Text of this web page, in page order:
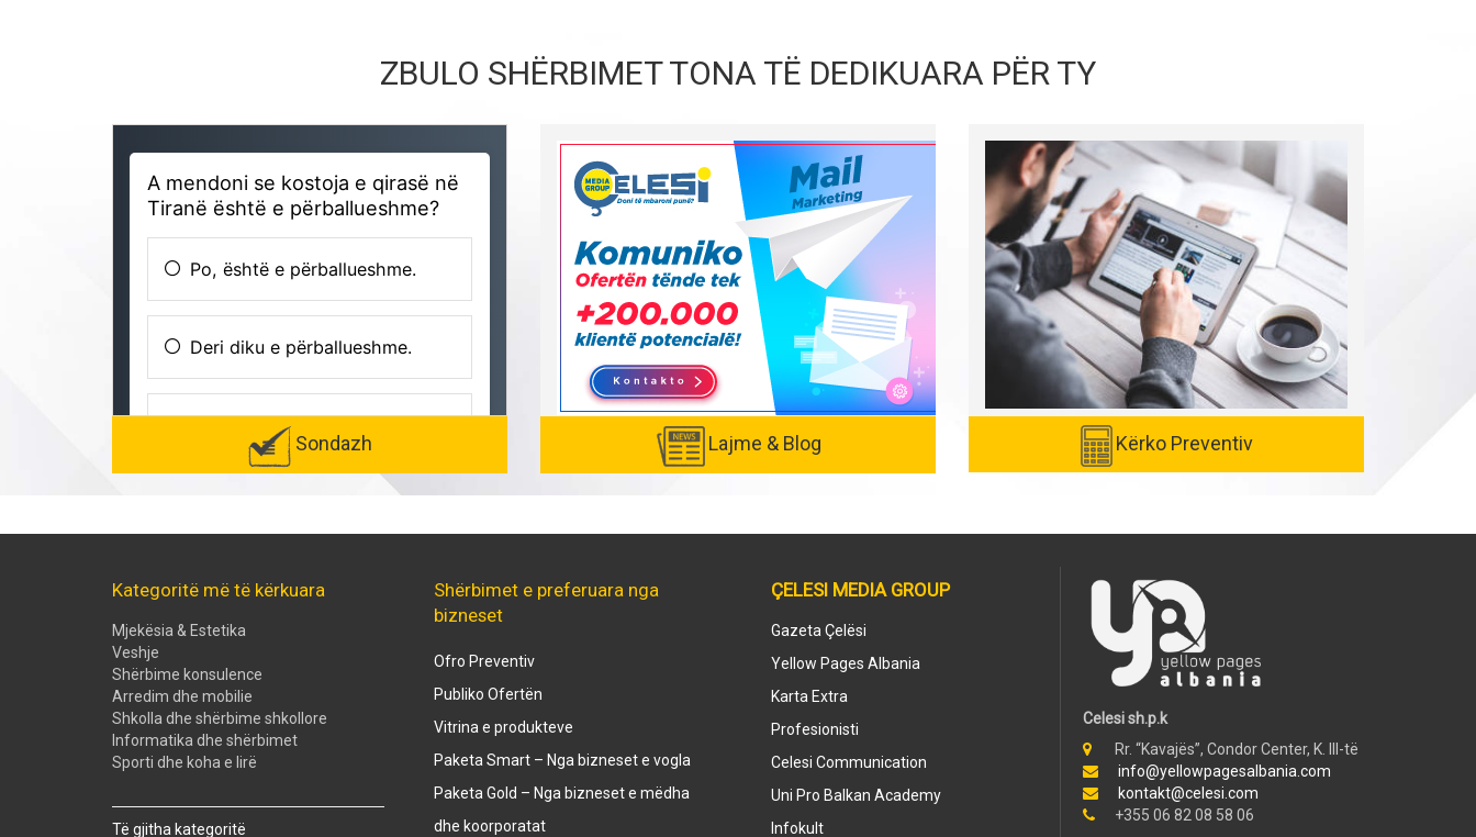
ZBULO SHËRBIMET TONA TË DEDIKUARA PËR TY
Sondazh Lajme & Blog Kërko Preventiv
Kategoritë më të kërkuara
Mjekësia & Estetika
Veshje
Shërbime konsulence
Arredim dhe mobilie
Shkolla dhe shërbime shkollore
Informatika dhe shërbimet
Sporti dhe koha e lirë
Të gjitha kategoritë
Shërbimet e preferuara nga
bizneset
Ofro Preventiv
Publiko Ofertën
Vitrina e produkteve
Paketa Smart – Nga bizneset e vogla
Paketa Gold – Nga bizneset e mëdha
dhe koorporatat
ÇELESI MEDIA GROUP
Gazeta Çelësi
Yellow Pages Albania
Karta Extra
Profesionisti
Celesi Communication
Uni Pro Balkan Academy
Infokult
Celesi sh.p.k
Rr. “Kavajës”, Condor Center, K. III-të
info@yellowpagesalbania.com
kontakt@celesi.com
+355 06 82 08 58 06